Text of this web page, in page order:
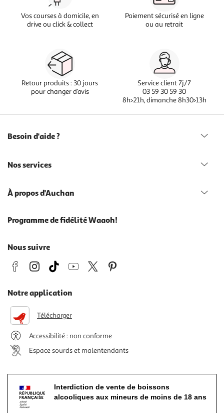
Vos courses à domicile, en
drive ou click & collect
Paiement sécurisé en ligne
ou au retrait
Retour produits : 30 jours
pour changer d’avis
Service client 7j/7
03 59 30 59 30
8h>21h, dimanche 8h30>13h
Besoin d'aide ?
Nos services
À propos d'Auchan
Programme de fidélité Waaoh!
Nous suivre
Notre application
Télécharger
Accessibilité : non conforme
Espace sourds et malentendants
Interdiction de vente de boissons
alcooliques aux mineurs de moins de 18 ans